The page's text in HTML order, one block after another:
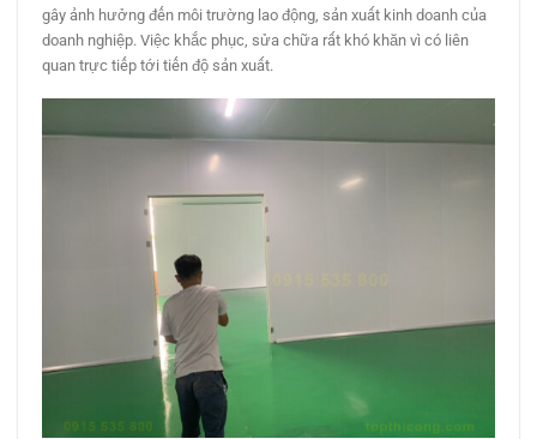
gây ảnh hưởng đến môi trường lao động, sản xuất kinh doanh của
doanh nghiệp. Việc khắc phục, sửa chữa rất khó khăn vì có liên
quan trực tiếp tới tiến độ sản xuất.